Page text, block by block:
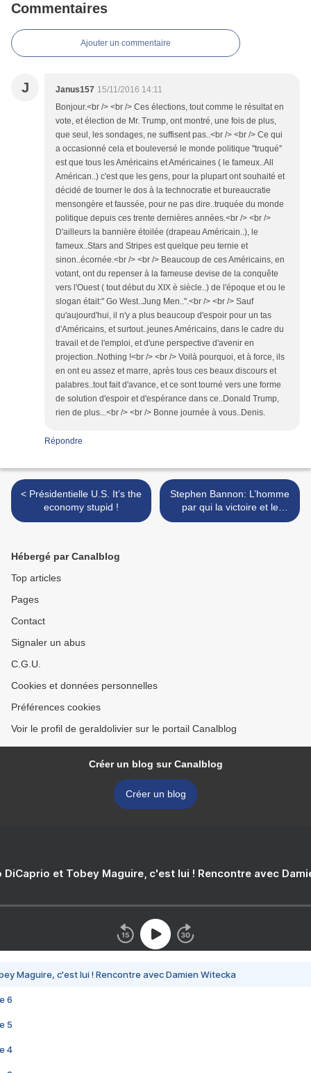
Commentaires
Ajouter un commentaire
J Janus157 15/11/2016 14:11
Bonjour.<br /> <br /> Ces élections, tout comme le résultat en
vote, et élection de Mr. Trump, ont montré, une fois de plus,
que seul, les sondages, ne suffisent pas..<br /> <br /> Ce qui
a occasionné cela et bouleversé le monde politique ''truqué''
est que tous les Américains et Américaines ( le fameux..All
Américan..) c'est que les gens, pour la plupart ont souhaité et
décidé de tourner le dos à la technocratie et bureaucratie
mensongère et faussée, pour ne pas dire..truquée du monde
politique depuis ces trente dernières années.<br /> <br />
D'ailleurs la bannière étoilée (drapeau Américain..), le
fameux..Stars and Stripes est quelque peu ternie et
sinon..écornée.<br /> <br /> Beaucoup de ces Américains, en
votant, ont du repenser à la fameuse devise de la conquête
vers l'Ouest ( tout début du XIX è siècle..) de l'époque et ou le
slogan était:" Go West..Jung Men..".<br /> <br /> Sauf
qu'aujourd'hui, il n'y a plus beaucoup d'espoir pour un tas
d'Américains, et surtout..jeunes Américains, dans le cadre du
travail et de l'emploi, et d'une perspective d'avenir en
projection..Nothing !<br /> <br /> Voilà pourquoi, et à force, ils
en ont eu assez et marre, après tous ces beaux discours et
palabres..tout fait d'avance, et ce sont tourné vers une forme
de solution d'espoir et d'espérance dans ce..Donald Trump,
rien de plus...<br /> <br /> Bonne journée à vous..Denis.
Répondre
< Présidentielle U.S. It’s the
economy stupid !
Stephen Bannon: L’homme
par qui la victoire et le
scandale sont arrivés >
Hébergé par Canalblog
Top articles
Pages
Contact
Signaler un abus
C.G.U.
Cookies et données personnelles
Préférences cookies
Voir le profil de geraldolivier sur le portail Canalblog
Créer un blog sur Canalblog
Créer un blog
DiCaprio et Tobey Maguire, c'est lui ! Rencontre avec
Maguire, c'est lui ! Rencontre avec Damien Witecka
6
5
4